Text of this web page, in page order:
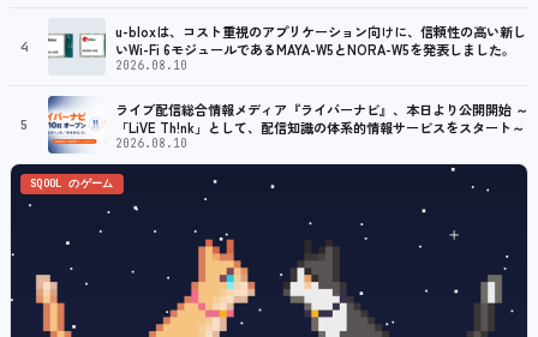
4
u-bloxは、コスト重視のアプリケーション向けに、信頼性の高い新し
いWi-Fi 6モジュールであるMAYA-W5とNORA-W5を発表しました。
2026.08.10
5
ライブ配信総合情報メディア『ライバーナビ』、本日より公開開始 ～
「LiVE Th!nk」として、配信知識の体系的情報サービスをスタート～
2026.08.10
SQOOL のゲーム